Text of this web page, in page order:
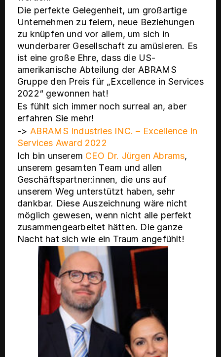
Die perfekte Gelegenheit, um großartige
Unternehmen zu feiern, neue Beziehungen
zu knüpfen und vor allem, um sich in
wunderbarer Gesellschaft zu amüsieren. Es
ist eine große Ehre, dass die US-
amerikanische Abteilung der ABRAMS
Gruppe den Preis für „Excellence in Services
2022“ gewonnen hat!
Es fühlt sich immer noch surreal an, aber
erfahren Sie mehr!
-> ABRAMS Industries INC. – Excellence in
Services Award 2022
Ich bin unserem CEO Dr. Jürgen Abrams,
unserem gesamten Team und allen
Geschäftspartner:innen, die uns auf
unserem Weg unterstützt haben, sehr
dankbar. Diese Auszeichnung wäre nicht
möglich gewesen, wenn nicht alle perfekt
zusammengearbeitet hätten. Die ganze
Nacht hat sich wie ein Traum angefühlt!